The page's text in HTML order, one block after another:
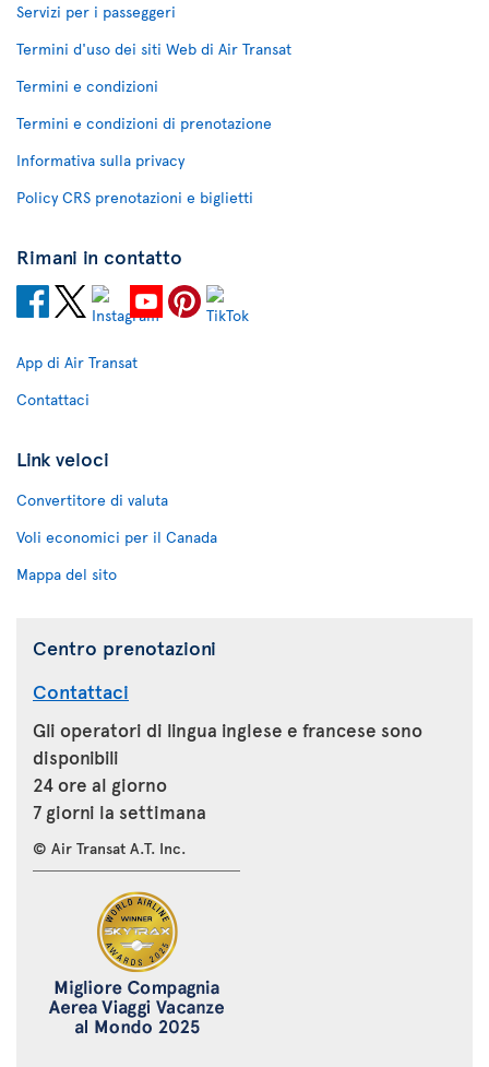
Servizi per i passeggeri
Termini d'uso dei siti Web di Air Transat
Termini e condizioni
Termini e condizioni di prenotazione
Informativa sulla privacy
Policy CRS prenotazioni e biglietti
Rimani in contatto
App di Air Transat
Contattaci
Link veloci
Convertitore di valuta
Voli economici per il Canada
Mappa del sito
Centro prenotazioni
Contattaci
Gli operatori di lingua inglese e francese sono
disponibili
24 ore al giorno
7 giorni la settimana
© Air Transat A.T. Inc.